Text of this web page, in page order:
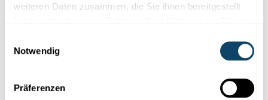
weiteren Daten zusammen, die Sie ihnen bereitgestellt
Notwendig
Präferenzen